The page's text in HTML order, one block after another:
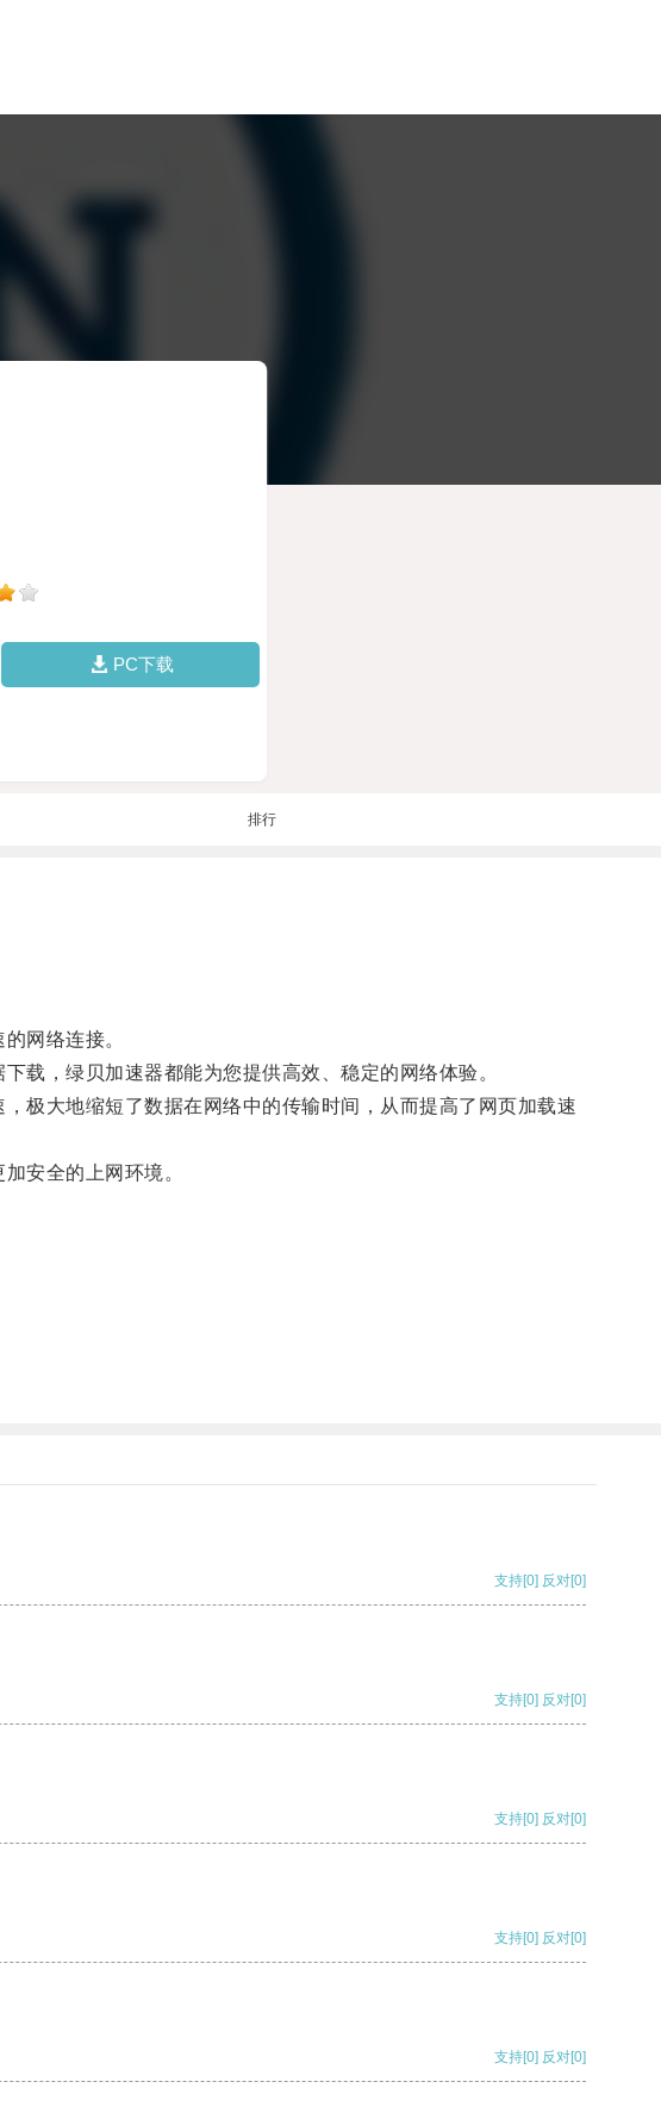
PC下载
排行
网络连接。
，绿贝加速器都能为您提供高效、稳定的网络体验。
大地缩短了数据在网络中的传输时间，从而提高了网页加载速
安全的上网环境。
支持[0] 反对[0]
支持[0] 反对[0]
支持[0] 反对[0]
支持[0] 反对[0]
支持[0] 反对[0]